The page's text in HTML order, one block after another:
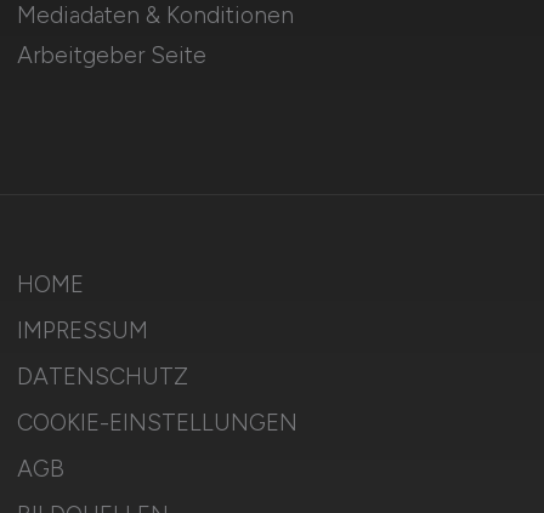
Mediadaten & Konditionen
Arbeitgeber Seite
HOME
IMPRESSUM
DATENSCHUTZ
COOKIE-EINSTELLUNGEN
AGB